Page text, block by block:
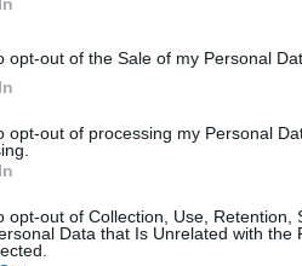
opt-out of the Sale of my Personal
opt-out of processing my Personal
opt-out of Collection, Use, Retention,
Data that Is Unrelated with the
anzitempo
limiti e le mie